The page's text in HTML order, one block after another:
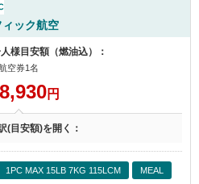
ック航空
様目安額（燃油込）：
空券1名
円
(目安額)を開く：
1PC MAX 15LB 7KG 115LCM MEAL